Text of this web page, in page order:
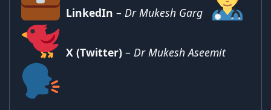
LinkedIn – Dr Mukesh Garg
X (Twitter)– Dr Mukesh Aseemit